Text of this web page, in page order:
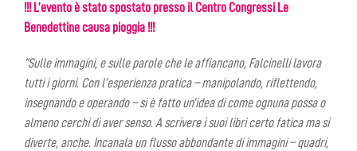
!!! L’evento è stato spostato presso il Centro Congressi Le
Benedettine causa pioggia !!!
“Sulle immagini, e sulle parole che le affiancano, Falcinelli lavora
tutti i giorni. Con l’esperienza pratica – manipolando, riflettendo,
insegnando e operando – si è fatto un’idea di come ognuna possa o
almeno cerchi di aver senso. A scrivere i suoi libri certo fatica ma si
diverte, anche. Incanala un flusso abbondante di immagini – quadri,